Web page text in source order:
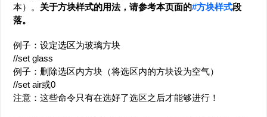
本）。 关于方块样式的用法，请参考本页面的#方块样式段
落。
例子：设定选区为玻璃方块
//set glass
例子：删除选区内方块（将选区内的方块设为空气）
//set air或0
注意：这些命令只有在选好了选区之后才能够进行！